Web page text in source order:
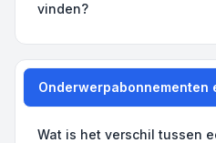
vinden?
Onderwerpabonnementen
Wat is het verschil tussen